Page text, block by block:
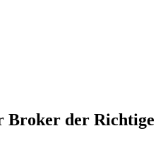
Broker der Richtige